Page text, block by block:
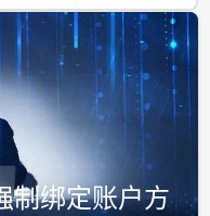
制绑定账户方